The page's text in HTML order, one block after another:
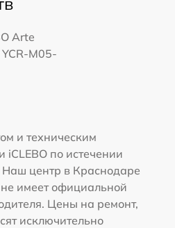
Arte
M05-
и техническим
по истечении
Наш центр в Краснодаре
имеет официальной
Цены на ремонт,
исключительно